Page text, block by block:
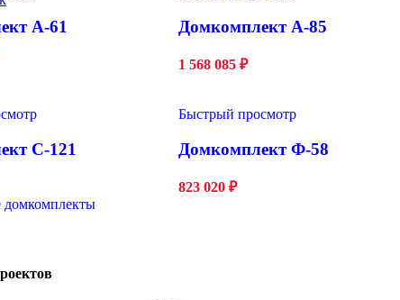
А-61 Домкомплект А-85
1 568 085 ₽
С-121
Быстрый просмотр
Домкомплект Ф-58
823 020 ₽
домкомплекты